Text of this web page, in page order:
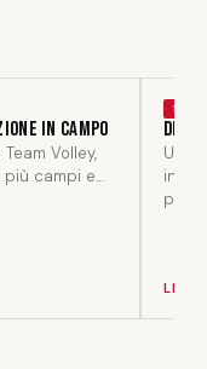
in campo
Volley,
più campi e
Un
in un